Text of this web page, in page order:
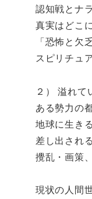
認知戦とナ
真実はど
「恐怖と欠
スピリチ
２） 溢れて
ある勢力の
地球に生き
差し出され
攪乱・画策
現状の人間